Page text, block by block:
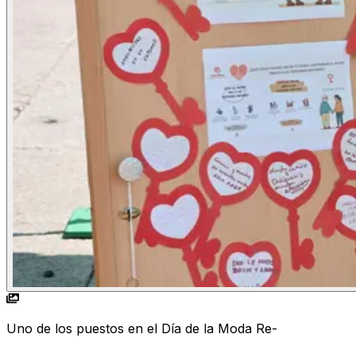
Uno de los puestos en el Día de la Moda Re-